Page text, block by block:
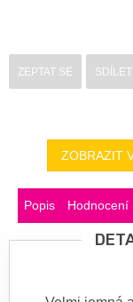
ZEPTAT SE SDÍLET
ZOBRAZIT
Popis Hodnocení